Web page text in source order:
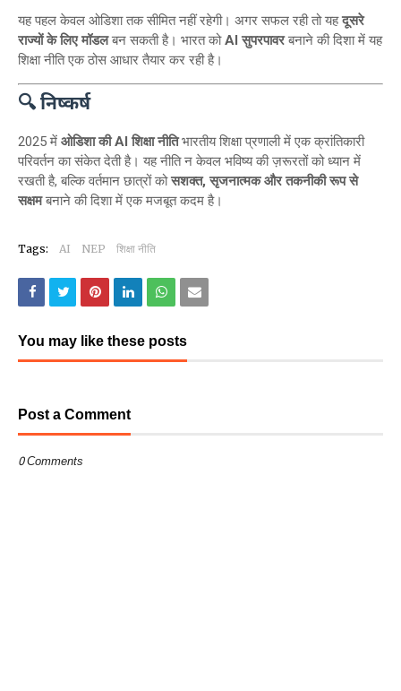
यह पहल केवल ओडिशा तक सीमित नहीं रहेगी। अगर सफल रही तो यहदूसरे
राज्यों के लिए मॉडलबन सकती है। भारत कोAI सुपरपावरबनाने की दिशा में यह
शिक्षा नीति एक ठोस आधार तैयार कर रही है।
🔍 निष्कर्ष
2025 में ओडिशा की AI शिक्षा नीतिभारतीय शिक्षा प्रणाली में एक क्रांतिकारी
परिवर्तन का संकेत देती है। यह नीति न केवल भविष्य की ज़रूरतों को ध्यान में
रखती है, बल्कि वर्तमान छात्रों कोसशक्त, सृजनात्मक और तकनीकी रूप से
सक्षमबनाने की दिशा में एक मजबूत कदम है।
Tags: AI NEP शिक्षा नीति
You may like these posts
Post a Comment
0 Comments